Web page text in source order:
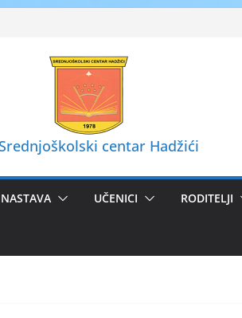
centar Hadžići
NASTAVA UČENICI RODITELJI